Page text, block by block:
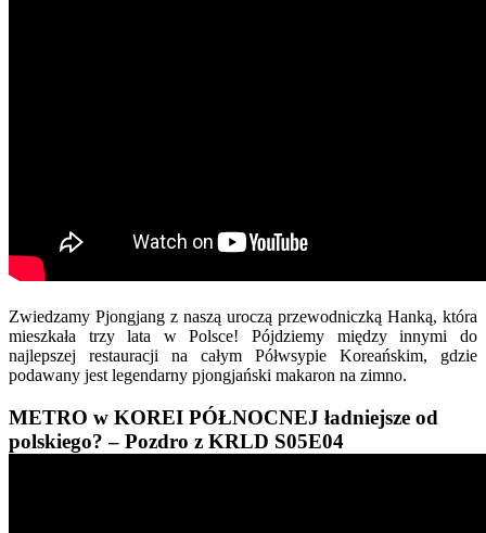
Zwiedzamy Pjongjang z naszą uroczą przewodniczką Hanką, która
mieszkała trzy lata w Polsce! Pójdziemy między innymi do
najlepszej restauracji na całym Półwsypie Koreańskim, gdzie
podawany jest legendarny pjongjański makaron na zimno.
METRO w KOREI PÓŁNOCNEJ ładniejsze od
polskiego? – Pozdro z KRLD S05E04